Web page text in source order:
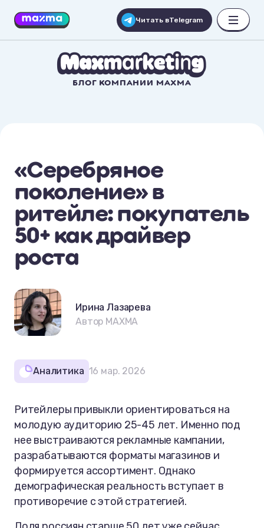
Читать вTelegram
БЛОГ КОМПАНИИ MAXMA
«Серебряное
поколение» в
ритейле: покупатель
50+ как драйвер
роста
Ирина Лазарева
Автор MAXMA
Аналитика 16 мар. 2026
Ритейлеры привыкли ориентироваться на
молодую аудиторию 25-45 лет. Именно под
нее выстраиваются рекламные кампании,
разрабатываются форматы магазинов и
формируется ассортимент. Однако
демографическая реальность вступает в
противоречие с этой стратегией.